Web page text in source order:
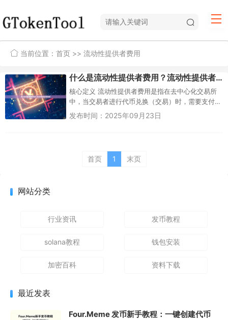
当前位置： 首页 >> 流动性提供者费用
什么是流动性提供者费用？流动性提供者费用详解
核心定义 流动性提供者费用是指在去中心化交易所
中，当交易者进行代币兑换（交易）时，需要支付
的一小笔费用。这笔费用不是支付给某个中心...
发布时间：2025年09月23日
首页 1 末页
网站分类
行业资讯 发币教程
solana教程 钱包安装
加密百科 资料下载
最近发表
Four.Meme 发币新手教程：一键创建代币